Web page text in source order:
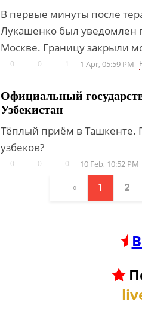
В первые минуты после
Лукашенко был уведомлен
Москве. Границу закрыли
0 0 1 1 Apr, 05:59 PM
Официальный
Узбекистан
Тёплый приём в Ташкенте.
узбеков?
0 0 0 10 Feb, 10:52 PM
« 1 2